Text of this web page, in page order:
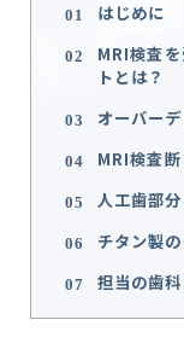
月～土
9時～
水・金
名
はじめに
MRI検査
トとは？
オーバー
MRI検査
人工歯部
チタン製
担当の歯